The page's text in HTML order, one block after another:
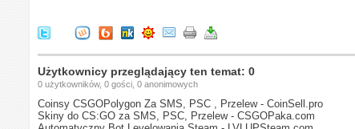
Użytkownicy przeglądający ten temat: 0
0 użytkowników, 0 gości, 0 anonimowych
Coinsy CSGOPolygon Za SMS, PSC , Przelew - CoinSell.pro
Skiny do CS:GO za SMS, PSC, Przelew - CSGOPaka.com